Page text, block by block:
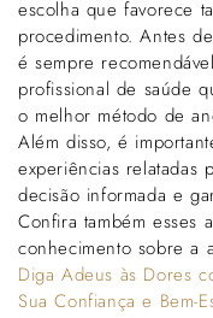
escolha que favorece
procedimento. Antes
é sempre
profissional de saúde
o melhor método de
Além disso, é
experiências relatadas
decisão informada e
Confira também esses
conhecimento sobre a
Diga Adeus às Dores
Sua Confiança e Bem-